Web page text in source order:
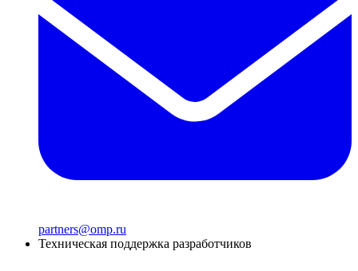
partners@omp.ru
Техническая поддержка разработчиков